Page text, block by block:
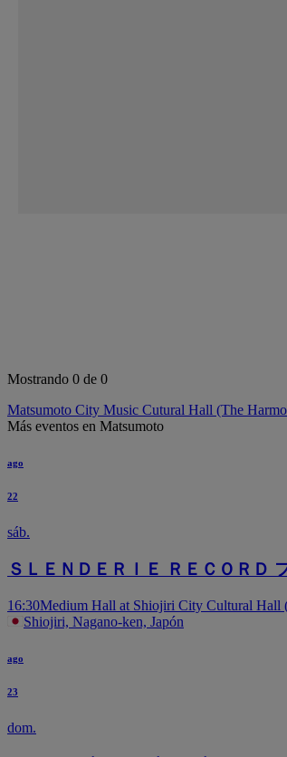
Mostrando 0 de 0
Matsumoto City Music Cutural Hall (The
Más eventos en Matsumoto
ago
22
sáb.
ＳＬＥＮＤＥＲＩＥ ＲＥＣＯＲＤ
16:30Medium Hall at Shiojiri City Cultural Hall
Shiojiri, Nagano-ken, Japón
ago
23
dom.